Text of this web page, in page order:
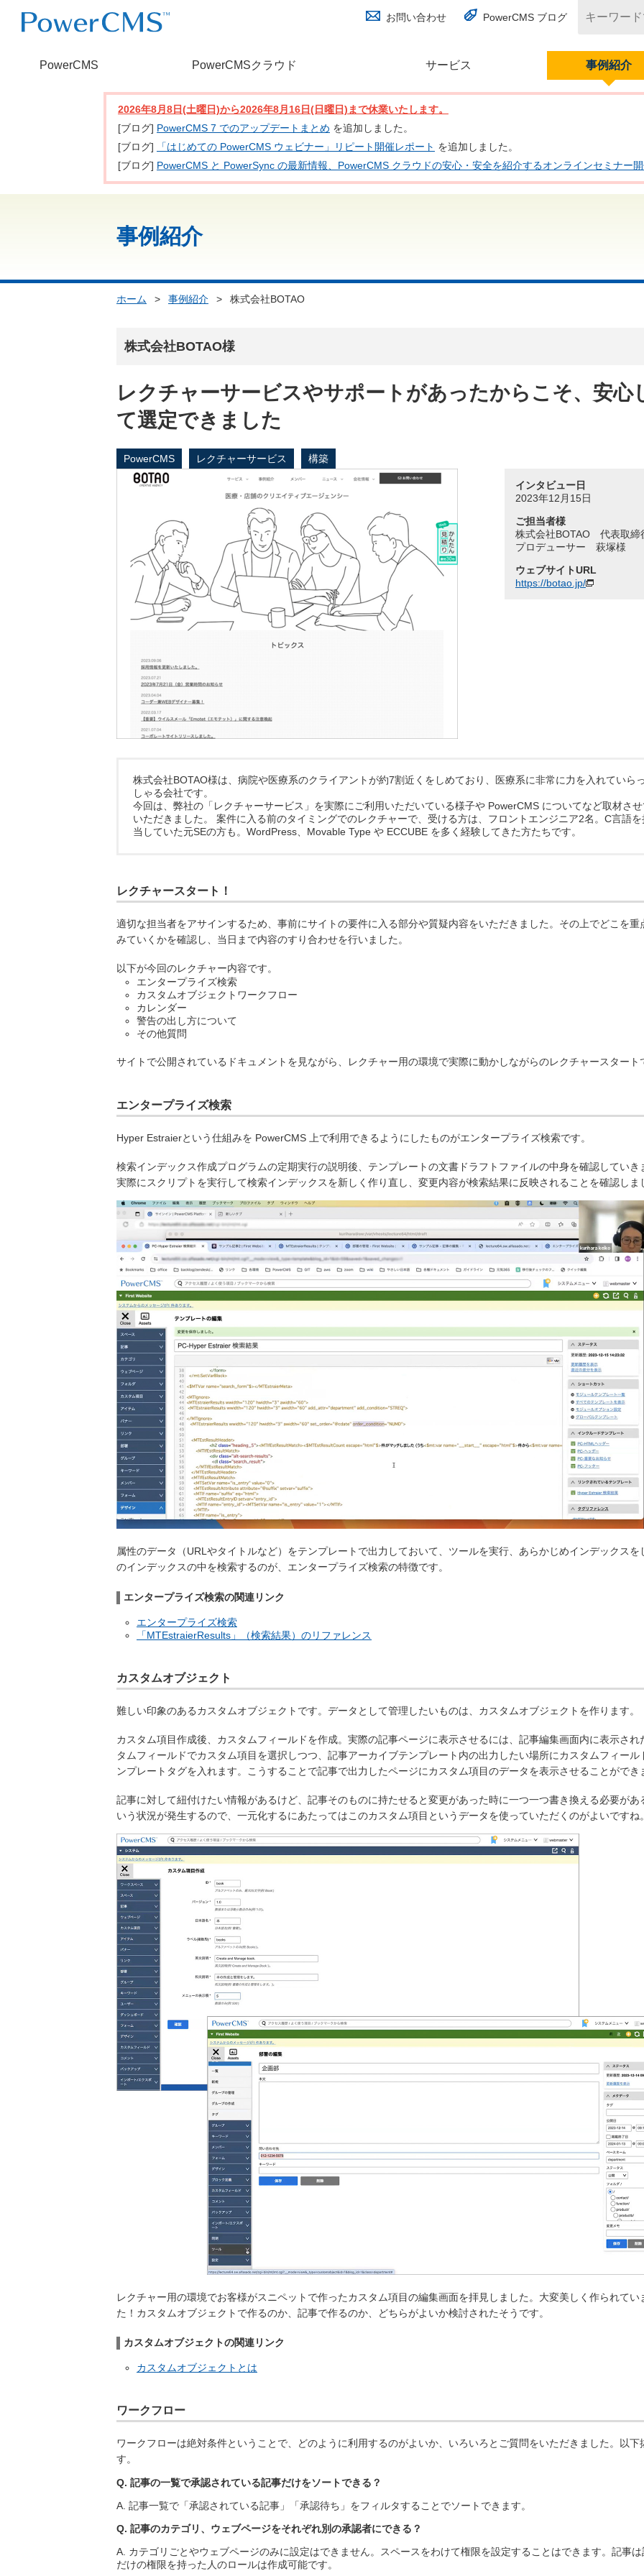
お問い合わせ PowerCMS ブログ
PowerCMS PowerCMSクラウド サービス 事例紹介
(別ウィンドウで開く)
2026年8月8日(土曜日)から2026年8月16日(日曜日)まで休業いたします。
[ブログ] PowerCMS 7 でのアップデートまとめ を追加しました。
[ブログ]
「はじめての PowerCMS ウェビナー」リピート開催レポート を追加しました。
[ブログ] PowerCMS と PowerSync の最新情報、PowerCMS クラウドの安心・安全を紹介するオンラインセミナー
事例紹介
ホーム > 事例紹介 > 株式会社BOTAO
株式会社BOTAO様
レクチャーサービスやサポートがあったからこそ、安心
て選定できました
PowerCMS レクチャーサービス 構築
インタビュー日
2023年12月15日
ご担当者様
株式会社BOTAO 代表取締
プロデューサー 萩塚様
ウェブサイトURL
https://botao.jp/
株式会社BOTAO様は、病院や医療系のクライアントが約7割近くをしめており、医療系に非常に力を入れていら
しゃる会社です。
今回は、弊社の「レクチャーサービス」を実際にご利用いただいている様子や PowerCMS についてなど取材さ
いただきました。 案件に入る前のタイミングでのレクチャーで、受ける方は、フロントエンジニア2名。C言語を
当していた元SEの方も。WordPress、Movable Type や ECCUBE を多く経験してきた方たちです。
レクチャースタート！
適切な担当者をアサインするため、事前にサイトの要件に入る部分や質疑内容をいただきました。その上でどこを重
みていくかを確認し、当日まで内容のすり合わせを行いました。
以下が今回のレクチャー内容です。
エンタープライズ検索
カスタムオブジェクトワークフロー
カレンダー
警告の出し方について
その他質問
サイトで公開されているドキュメントを見ながら、レクチャー用の環境で実際に動かしながらのレクチャースタート
エンタープライズ検索
Hyper Estraierという仕組みを PowerCMS 上で利用できるようにしたものがエンタープライズ検索です。
検索インデックス作成プログラムの定期実行の説明後、テンプレートの文書ドラフトファイルの中身を確認していき
実際にスクリプトを実行して検索インデックスを新しく作り直し、変更内容が検索結果に反映されることを確認しま
属性のデータ（URLやタイトルなど）をテンプレートで出力しておいて、ツールを実行、あらかじめインデックスを
のインデックスの中を検索するのが、エンタープライズ検索の特徴です。
エンタープライズ検索の関連リンク
エンタープライズ検索
「MTEstraierResults」（検索結果）のリファレンス
カスタムオブジェクト
難しい印象のあるカスタムオブジェクトです。データとして管理したいものは、カスタムオブジェクトを作ります。
カスタム項目作成後、カスタムフィールドを作成。実際の記事ページに表示させるには、記事編集画面内に表示され
タムフィールドでカスタム項目を選択しつつ、記事アーカイブテンプレート内の出力したい場所にカスタムフィール
ンプレートタグを入れます。こうすることで記事で出力したページにカスタム項目のデータを表示させることができ
記事に対して紐付けたい情報があるけど、記事そのものに持たせると変更があった時に一つ一つ書き換える必要があ
いう状況が発生するので、一元化するにあたってはこのカスタム項目というデータを使っていただくのがよいですね
レクチャー用の環境でお客様がスニペットで作ったカスタム項目の編集画面を拝見しました。大変美しく作られてい
た！カスタムオブジェクトで作るのか、記事で作るのか、どちらがよいか検討されたそうです。
カスタムオブジェクトの関連リンク
カスタムオブジェクトとは
ワークフロー
ワークフローは絶対条件ということで、どのように利用するのがよいか、いろいろとご質問をいただきました。以下
す。
Q. 記事の一覧で承認されている記事だけをソートできる？
A. 記事一覧で「承認されている記事」「承認待ち」をフィルタすることでソートできます。
Q. 記事のカテゴリ、ウェブページをそれぞれ別の承認者にできる？
A. カテゴリごとやウェブページのみに設定はできません。スペースをわけて権限を設定することはできます。記事は
だけの権限を持った人のロールは作成可能です。